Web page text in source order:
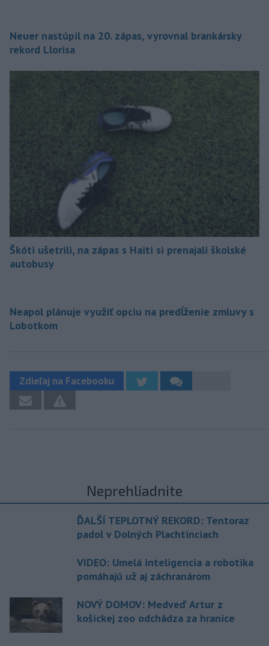
Neuer nastúpil na 20. zápas, vyrovnal brankársky
rekord Llorisa
Škóti ušetrili, na zápas s Haiti si prenajali školské
autobusy
Neapol plánuje využiť opciu na predĺženie zmluvy s
Lobotkom
Zdieľaj na Facebooku
Neprehliadnite
ĎALŠÍ TEPLOTNÝ REKORD: Tentoraz
padol v Dolných Plachtinciach
VIDEO: Umelá inteligencia a robotika
pomáhajú už aj záchranárom
NOVÝ DOMOV: Medveď Artur z
košickej zoo odchádza za hranice